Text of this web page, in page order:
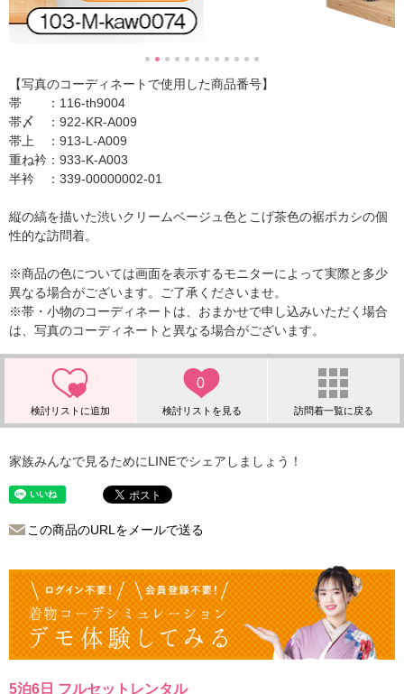
【写真のコーディネートで使用した商品番号】
帯 ：116-th9004
帯〆 ：922-KR-A009
帯上 ：913-L-A009
重ね衿：933-K-A003
半衿 ：339-00000002-01
縦の縞を描いた渋いクリームベージュ色とこげ茶色の裾ボカシの個
性的な訪問着。
※商品の色については画面を表示するモニターによって実際と多少
異なる場合がございます。ご了承くださいませ。
※帯・小物のコーディネートは、おまかせで申し込みいただく場合
は、写真のコーディネートと異なる場合がございます。
0
家族みんなで見るためにLINEでシェアしましょう！
この商品のURLをメールで送る
5泊6日 フルセットレンタル